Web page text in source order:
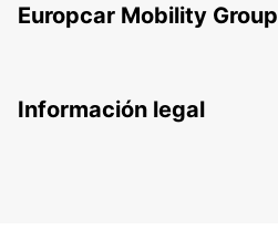
Europcar Mobility Group
Información legal